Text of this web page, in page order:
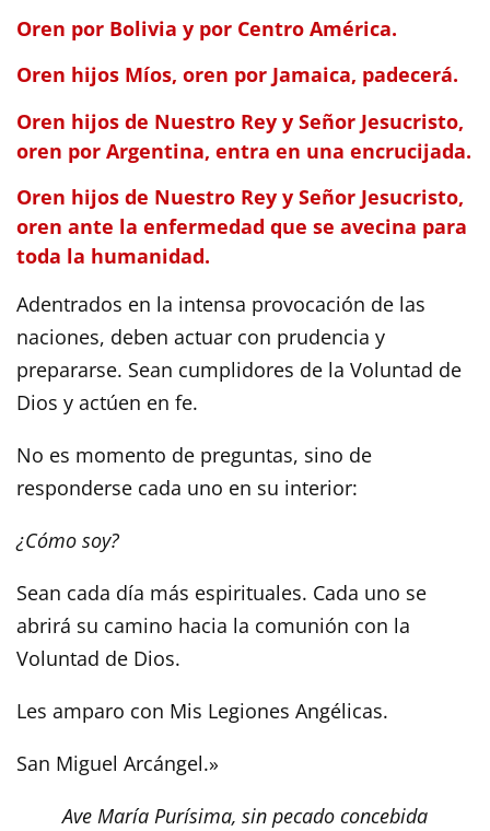
Oren por Bolivia y por Centro América.
Oren hijos Míos, oren por Jamaica, padecerá.
Oren hijos de Nuestro Rey y Señor Jesucristo,
oren por Argentina, entra en una encrucijada.
Oren hijos de Nuestro Rey y Señor Jesucristo,
oren ante la enfermedad que se avecina para
toda la humanidad.
Adentrados en la intensa provocación de las
naciones, deben actuar con prudencia y
prepararse. Sean cumplidores de la Voluntad de
Dios y actúen en fe.
No es momento de preguntas, sino de
responderse cada uno en su interior:
¿Cómo soy?
Sean cada día más espirituales. Cada uno se
abrirá su camino hacia la comunión con la
Voluntad de Dios.
Les amparo con Mis Legiones Angélicas.
San Miguel Arcángel.»
Ave María Purísima, sin pecado concebida